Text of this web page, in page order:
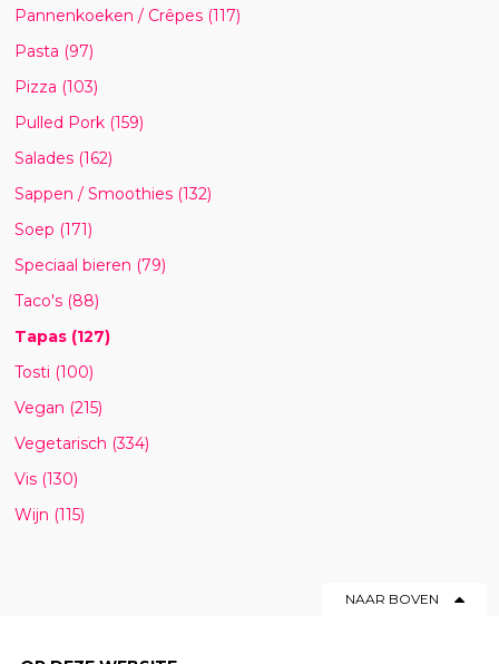
Pannenkoeken / Crêpes (117)
Pasta (97)
Pizza (103)
Pulled Pork (159)
Salades (162)
Sappen / Smoothies (132)
Soep (171)
Speciaal bieren (79)
Taco's (88)
Tapas (127)
Tosti (100)
Vegan (215)
Vegetarisch (334)
Vis (130)
Wijn (115)
NAAR BOVEN